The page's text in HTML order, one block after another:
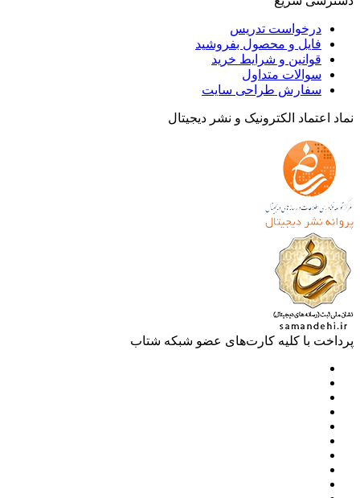
درخواست تدریس
فایل و محصول بفروشید
قوانین و شرایط خرید
سوالات متداول
سفارش طراحی سایت
اعتماد الکترونیک و نشر دیجیتال
با کلیه کارت‌های عضو شبکه شتاب